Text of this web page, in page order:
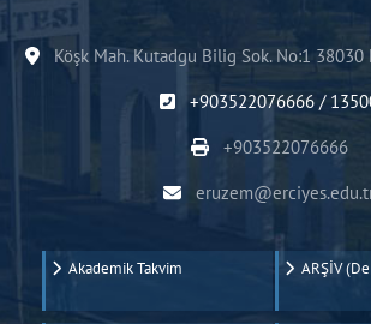
Köşk Mah. Kutadgu Bilig Sok. No:1 38030
+903522076666 /
+903522076666
Akademik Takvim ARŞİV